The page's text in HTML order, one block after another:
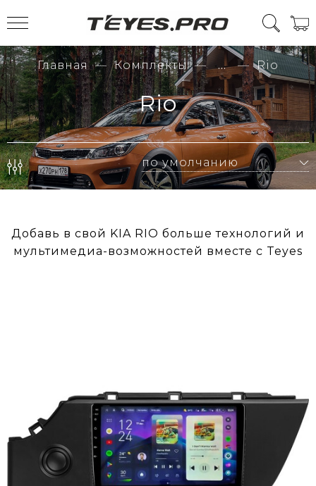
Главная Комплекты ... Rio
Rio
Добавь в свой KIA RIO больше технологий и
мультимедиа-возможностей вместе с Teyes